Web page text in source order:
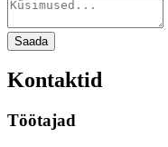
Saada
Kontaktid
Töötajad